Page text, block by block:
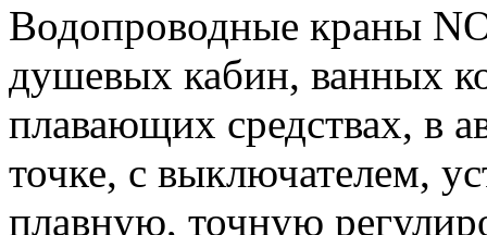
Водопроводные краны
душевых кабин, ванных
плавающих средствах, в
точке, с выключателем,
плавную, точную